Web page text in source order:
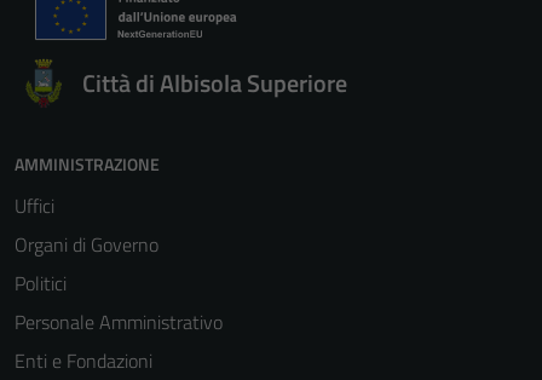
Città di Albisola Superiore
AMMINISTRAZIONE
Uffici
Organi di Governo
Politici
Personale Amministrativo
Enti e Fondazioni